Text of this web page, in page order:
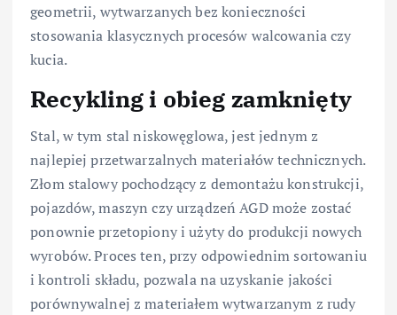
geometrii, wytwarzanych bez konieczności
stosowania klasycznych procesów walcowania czy
kucia.
Recykling i obieg zamknięty
Stal, w tym stal niskowęglowa, jest jednym z
najlepiej przetwarzalnych materiałów technicznych.
Złom stalowy pochodzący z demontażu konstrukcji,
pojazdów, maszyn czy urządzeń AGD może zostać
ponownie przetopiony i użyty do produkcji nowych
wyrobów. Proces ten, przy odpowiednim sortowaniu
i kontroli składu, pozwala na uzyskanie jakości
porównywalnej z materiałem wytwarzanym z rudy